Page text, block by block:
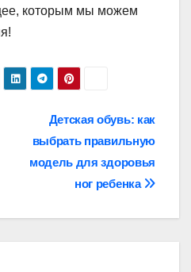
которым мы можем
Детская обувь: как
выбрать правильную
модель для здоровья
ног ребенка